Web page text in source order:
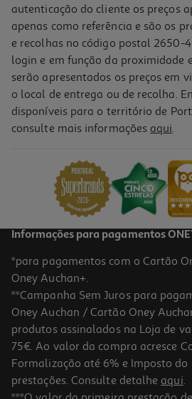
Água Tónica Schweppes Original 0.20l
Água Tónica Schweppes Limão 1l (sdr)
autenticação do cliente os preços
apenas como referência e são os
e recolhas no código postal 2650-
login e em função da proximidade
serão apresentados os preços em
o local de entrega ou de recolha.
disponíveis para o território de
consulte mais informações aqui.
Informações para pagamentos
*para pagamentos com o Cartão
Oney Auchan+.
**Campanha Sem Juros para
Oney Auchan / Cartão Oney
produtos assinalados na Loja de
75€. Ao valor da compra acresce
Formalização até 6% e Imposto do
prestações. Consulte detalhe aqui.